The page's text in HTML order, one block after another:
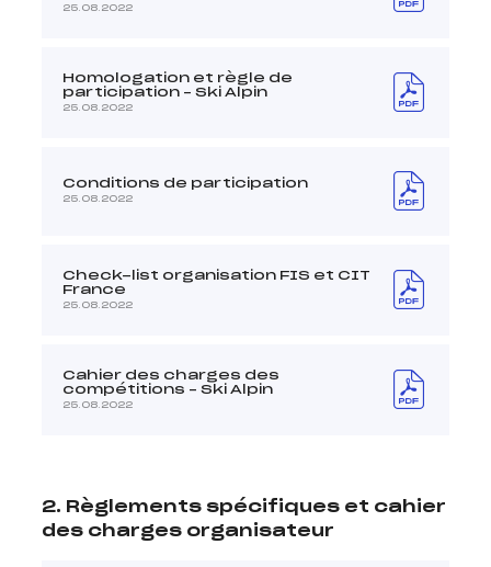
25.08.2022
Homologation et règle de
participation – Ski Alpin
25.08.2022
Conditions de participation
25.08.2022
Check-list organisation FIS et CIT
France
25.08.2022
Cahier des charges des
compétitions – Ski Alpin
25.08.2022
2. Règlements spécifiques et cahier
des charges organisateur